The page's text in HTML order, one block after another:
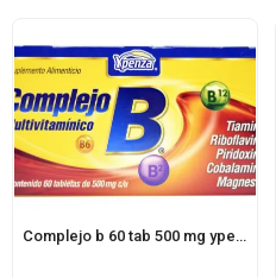
Complejo b 60 tab 500 mg ypenza